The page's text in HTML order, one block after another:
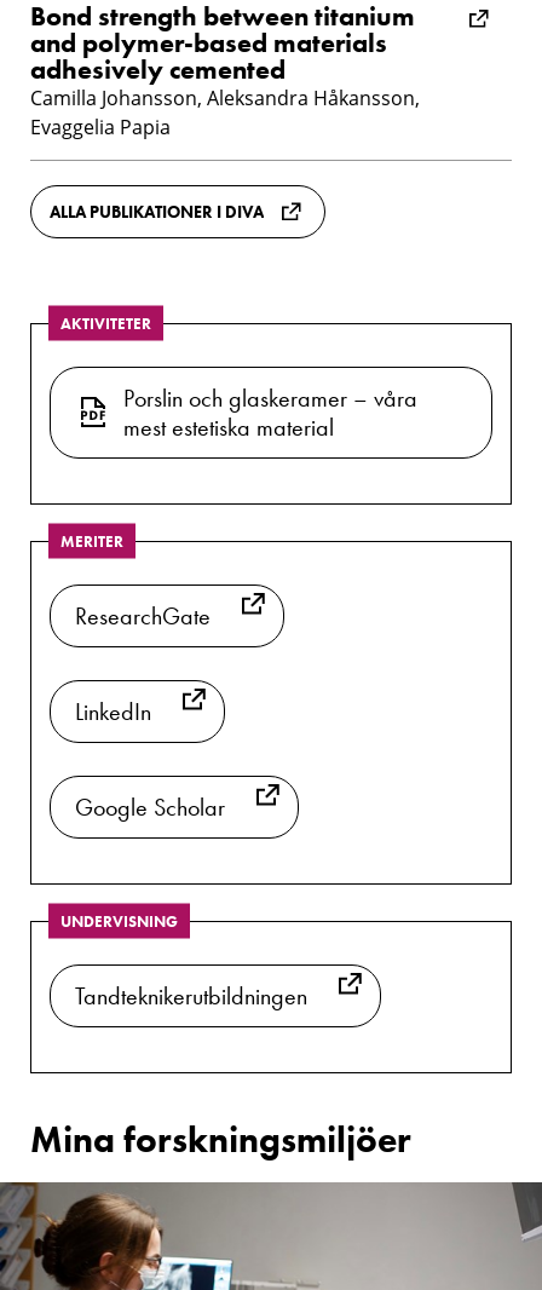
Bond strength between titanium
and polymer-based materials
adhesively cemented
Camilla Johansson, Aleksandra Håkansson,
Evaggelia Papia
ALLA PUBLIKATIONER I DIVA
AKTIVITETER
Porslin och glaskeramer – våra
mest estetiska material
MERITER
ResearchGate
LinkedIn
Google Scholar
UNDERVISNING
Tandteknikerutbildningen
Mina forskningsmiljöer